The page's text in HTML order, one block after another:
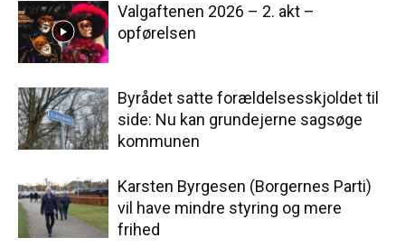
Valgaftenen 2026 – 2. akt –
opførelsen
Byrådet satte forældelsesskjoldet til
side: Nu kan grundejerne sagsøge
kommunen
Karsten Byrgesen (Borgernes Parti)
vil have mindre styring og mere
frihed